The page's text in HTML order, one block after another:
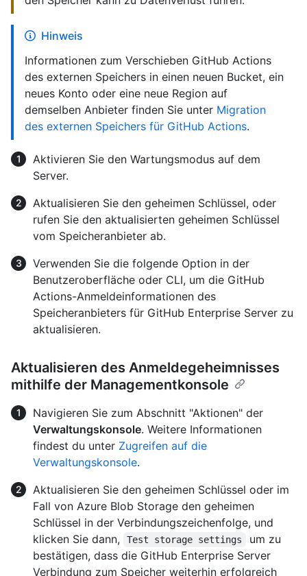
Hinweis
Informationen zum Verschieben GitHub Actions
des externen Speichers in einen neuen Bucket, ein
neues Konto oder eine neue Region auf
demselben Anbieter finden Sie unter Migration
des externen Speichers für GitHub Actions.
Aktivieren Sie den Wartungsmodus auf dem
Server.
Aktualisieren Sie den geheimen Schlüssel, oder
rufen Sie den aktualisierten geheimen Schlüssel
vom Speicheranbieter ab.
Verwenden Sie die folgende Option in der
Benutzeroberfläche oder CLI, um die GitHub
Actions-Anmeldeinformationen des
Speicheranbieters für GitHub Enterprise Server zu
aktualisieren.
Aktualisieren des Anmeldegeheimnisses
mithilfe der Managementkonsole
Navigieren Sie zum Abschnitt "Aktionen" der
Verwaltungskonsole. Weitere Informationen
findest du unter Zugreifen auf die
Verwaltungskonsole.
Aktualisieren Sie den geheimen Schlüssel oder im
Fall von Azure Blob Storage den geheimen
Schlüssel in der Verbindungszeichenfolge, und
klicken Sie dann,
Test storage settings
um zu
bestätigen, dass die GitHub Enterprise Server
Verbindung zum Speicher weiterhin erfolgreich